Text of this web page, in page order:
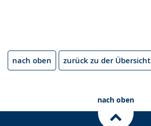
nach oben zurück zu der Übersicht
nach oben